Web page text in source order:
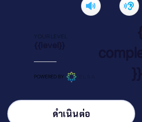
YOUR LEVEL
{{level}}
ดำเนินต่อ